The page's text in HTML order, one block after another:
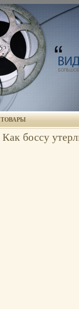
ТОВАРЫ
Как боссу